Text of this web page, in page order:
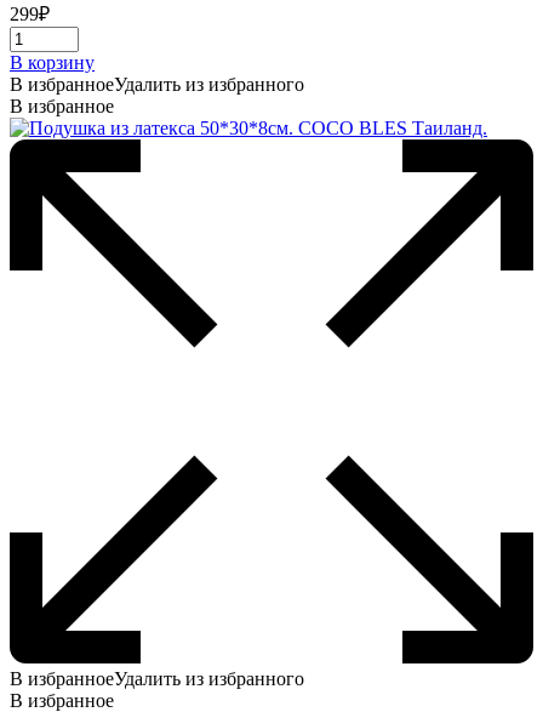
299₽
В корзину
В избранноеУдалить из избранного
В избранное
В избранноеУдалить из избранного
В избранное